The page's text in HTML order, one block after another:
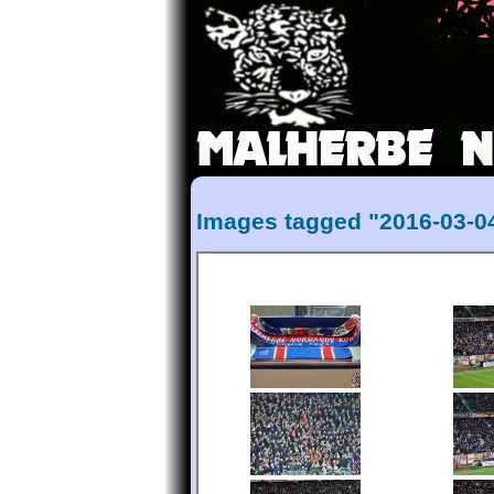
Images tagged "2016-03-